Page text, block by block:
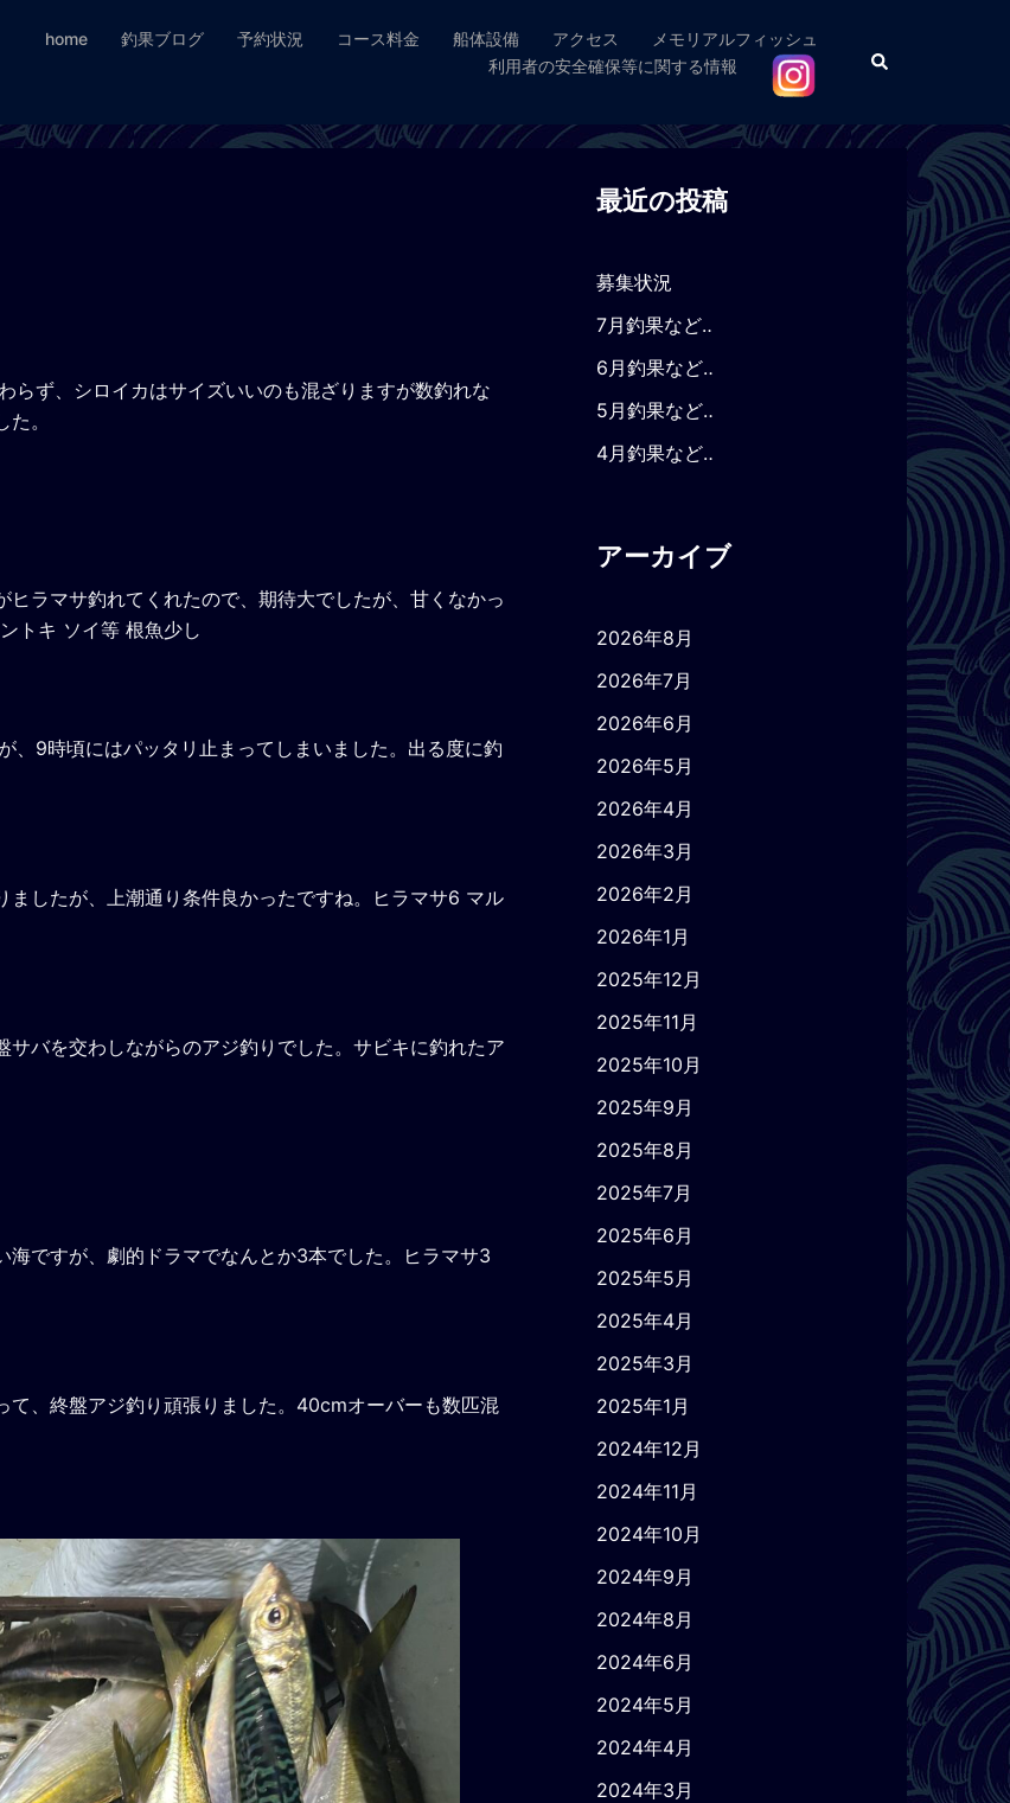
home 釣果ブログ 予約状況 コース料金 船体設備 アクセス
メモリアルフィッシュ
利用者の安全確保等に関する情報
検
索
ず、シロイカはサイズいいのも混ざりますが数釣れな
。
ラマサ釣れてくれたので、期待大でしたが、甘くなかっ
トキ ソイ等 根魚少し
、9時頃にはパッタリ止まってしまいました。出る度に釣
したが、上潮通り条件良かったですね。ヒラマサ6 マル
バを交わしながらのアジ釣りでした。サビキに釣れたア
ですが、劇的ドラマでなんとか3本でした。ヒラマサ3
、終盤アジ釣り頑張りました。40cmオーバーも数匹混
最近の投稿
募集状況
7月釣果など‥
6月釣果など‥
5月釣果など‥
4月釣果など‥
アーカイブ
2026年8月
2026年7月
2026年6月
2026年5月
2026年4月
2026年3月
2026年2月
2026年1月
2025年12月
2025年11月
2025年10月
2025年9月
2025年8月
2025年7月
2025年6月
2025年5月
2025年4月
2025年3月
2025年1月
2024年12月
2024年11月
2024年10月
2024年9月
2024年8月
2024年6月
2024年5月
2024年4月
2024年3月